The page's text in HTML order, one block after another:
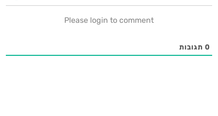
Please login to comment
0 תגובות